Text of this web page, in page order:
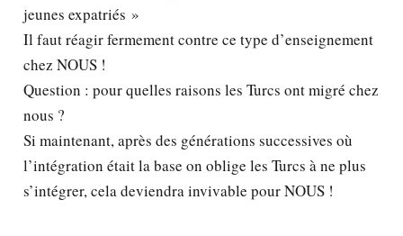
jeunes expatriés »
Il faut réagir fermement contre ce type d’enseignement
chez NOUS !
Question : pour quelles raisons les Turcs ont migré chez
nous ?
Si maintenant, après des générations successives où
l’intégration était la base on oblige les Turcs à ne plus
s’intégrer, cela deviendra invivable pour NOUS !